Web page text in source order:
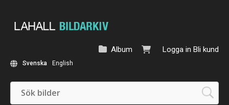
Logga in Bli kund
Album
Svenska English